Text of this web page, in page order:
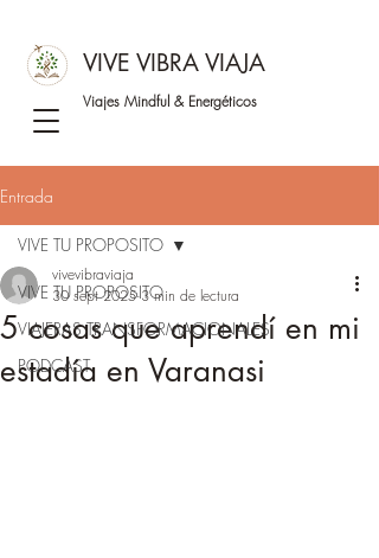
VIVE VIBRA VIAJA
Viajes Mindful & Energéticos
Entrada
VIVE TU PROPOSITO
VIAJERAS TRANSFORMACIONALES
PODCAST
VIVE TU PROPOSITO
5 cosas que aprendí en mi
estadía en Varanasi
vivevibraviaja
30 sept 2025 3 min de lectura